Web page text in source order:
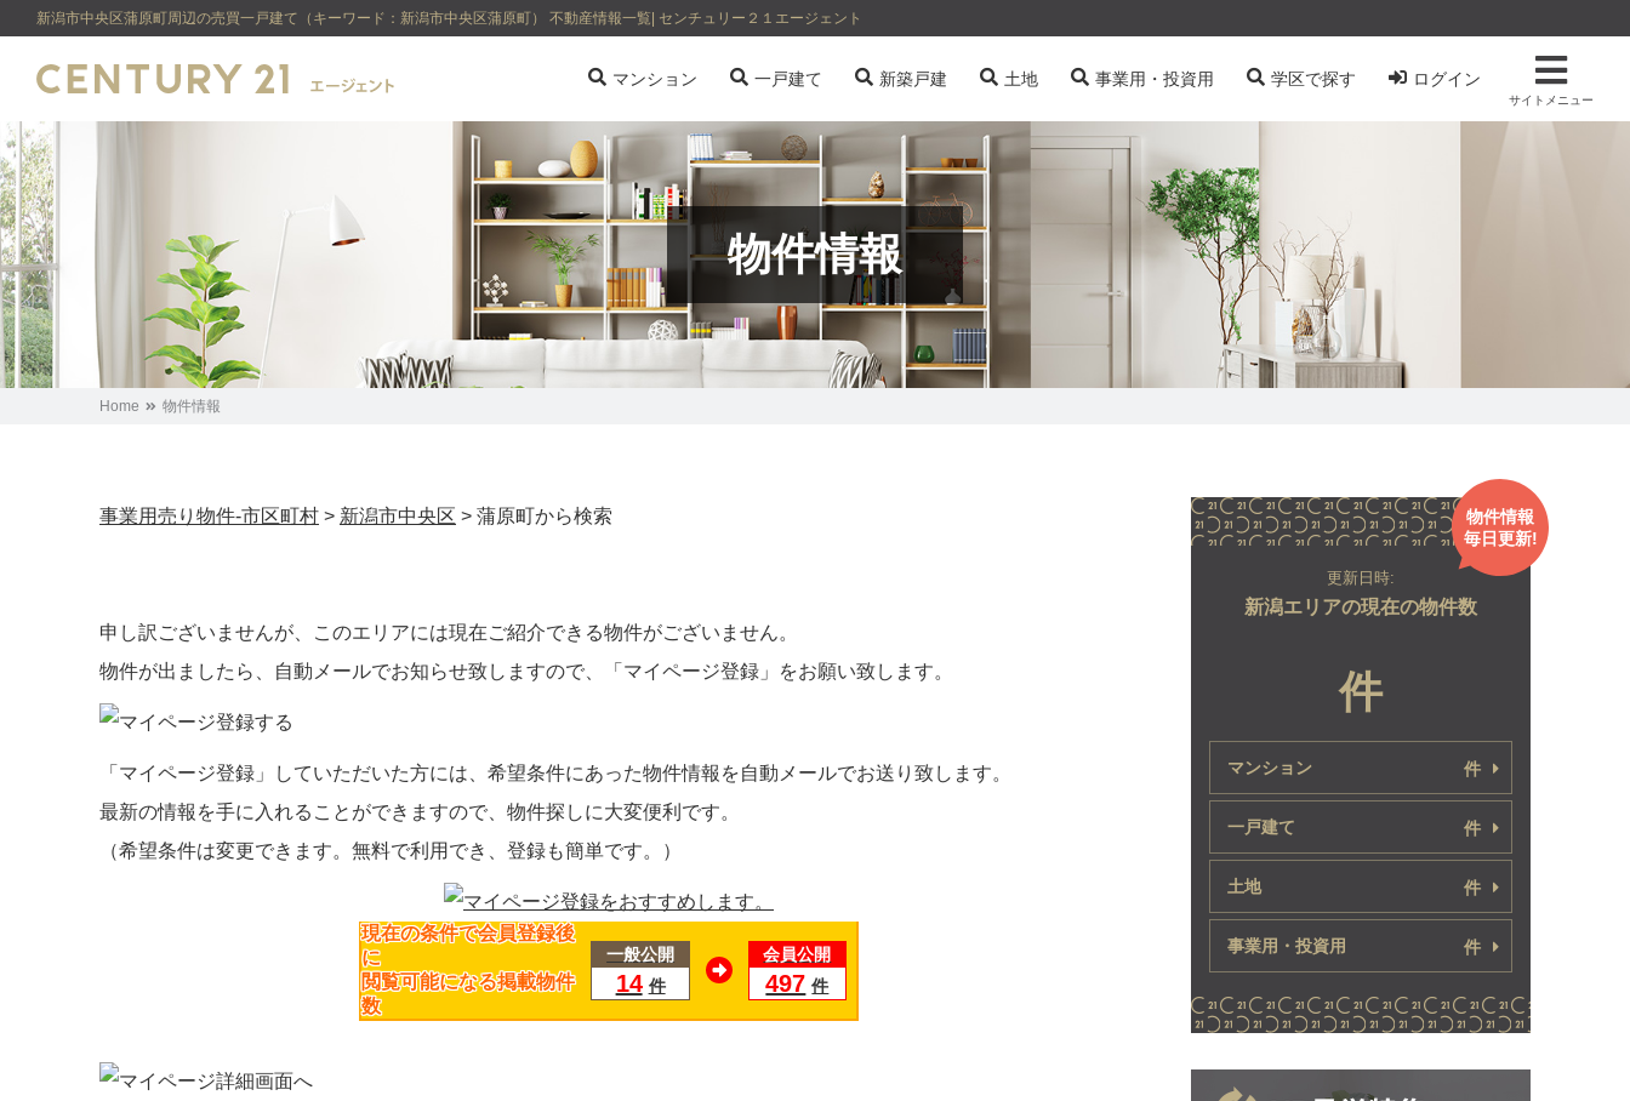
新潟市中央区蒲原町周辺の売買一戸建て（キーワード：新潟市中央区蒲原町） 不動産情報一覧| センチュリー２１エージェント
マンション 一戸建て 新築戸建 土地 事業用・投資用 学区で探す ログイン
サイトメニュー
物件情報
Home 物件情報
事業用売り物件-市区町村 > 新潟市中央区 > 蒲原町から検索
申し訳ございませんが、このエリアには現在ご紹介できる物件がございません。
物件が出ましたら、自動メールでお知らせ致しますので、
「マイページ登録」 をお願い致します。
「マイページ登録」 していただいた方には、 希望条件にあった物件情報を自動メールでお送り致します。
最新の情報を手に入れることができますので、物件探しに大変便利です。
（希望条件は変更できます。無料で利用でき、登録も簡単です。）
現在の条件で会員登録後
に
閲覧可能になる掲載物件
数
一般公開
14 件
会員公開
497 件
物件情報
毎日更新!
更新日時:
新潟エリアの現在の物件数
件
マンション 件
一戸建て 件
土地 件
事業用・投資用 件